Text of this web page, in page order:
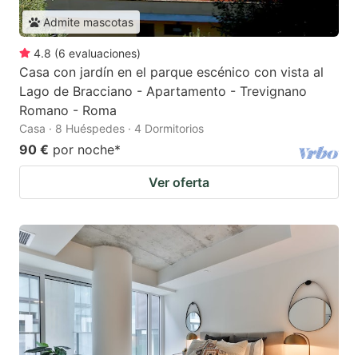
Admite mascotas
4.8 (6 evaluaciones)
Casa con jardín en el parque escénico con vista al
Lago de Bracciano - Apartamento - Trevignano
Romano - Roma
Casa · 8 Huéspedes · 4 Dormitorios
90 € por noche*
Ver oferta